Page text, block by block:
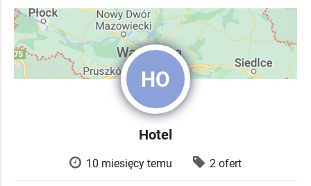
HO
Hotel
10 miesięcy temu 2 ofert